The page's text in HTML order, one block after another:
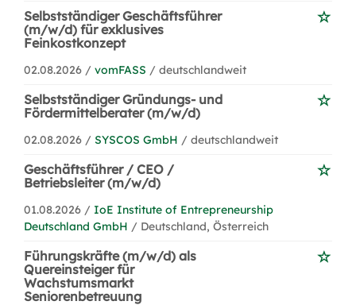
Selbstständiger Geschäftsführer
(m/w/d) für exklusives
Feinkostkonzept
02.08.2026 / vomFASS / deutschlandweit
Selbstständiger Gründungs- und
Fördermittelberater (m/w/d)
02.08.2026 / SYSCOS GmbH / deutschlandweit
Geschäftsführer / CEO /
Betriebsleiter (m/w/d)
01.08.2026 / IoE Institute of Entrepreneurship
Deutschland GmbH / Deutschland, Österreich
Führungskräfte (m/w/d) als
Quereinsteiger für
Wachstumsmarkt
Seniorenbetreuung